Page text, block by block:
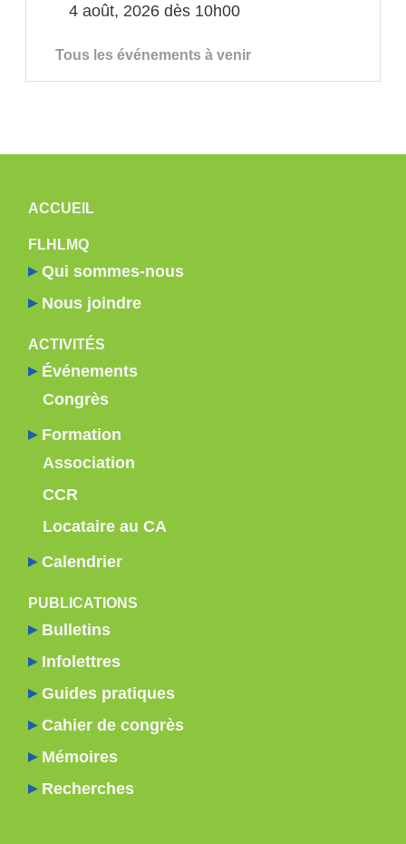
4 août, 2026 dès 10h00
Tous les événements à venir
NAVIGATION PRINCIPALE
ACCUEIL
FLHLMQ
Qui sommes-nous
Nous joindre
ACTIVITÉS
Événements
Congrès
Formation
Association
CCR
Locataire au CA
Calendrier
PUBLICATIONS
Bulletins
Infolettres
Guides pratiques
Cahier de congrès
Mémoires
Recherches